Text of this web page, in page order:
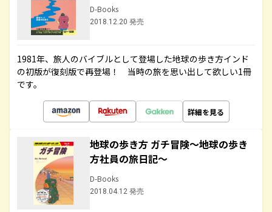
D-Books
2018.12.20 発売
1981年、旅人のバイブルとして登場した地球の歩き方インド
の初版が復刻版で再登場！ 当時の旅を思い出して欲しい1冊
です。
詳細を見る
地球の歩き方 ガチ冒険～地球の歩き
方社員の旅日記～
D-Books
2018.04.12 発売